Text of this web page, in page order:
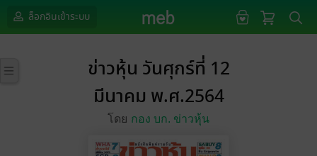
ล็อกอินเข้าระบบ
ข่าวหุ้น วันศุกร์ที่ 12
มีนาคม พ.ศ.2564
โดย กอง บก. ข่าวหุ้น